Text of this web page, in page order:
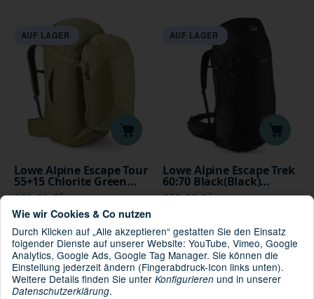
AUF LAGER
Lowe Alpine Escape Tour
55+15 Chlorite Green
Medium
210,00 €*
AUF LAGER
Lowe Alpine Escape Trek
60:70 Black(Black)
Large/X-Large
250,00 €*
AUF LAGER AUF LAGER
Wie wir Cookies & Co nutzen
Durch Klicken auf „Alle akzeptieren“ gestatten Sie den Einsatz
folgender Dienste auf unserer Website: YouTube, Vimeo, Google
Analytics, Google Ads, Google Tag Manager. Sie können die
Einstellung jederzeit ändern (Fingerabdruck-Icon links unten).
Weitere Details finden Sie unter Konfigurieren und in unserer
Datenschutzerklärung.